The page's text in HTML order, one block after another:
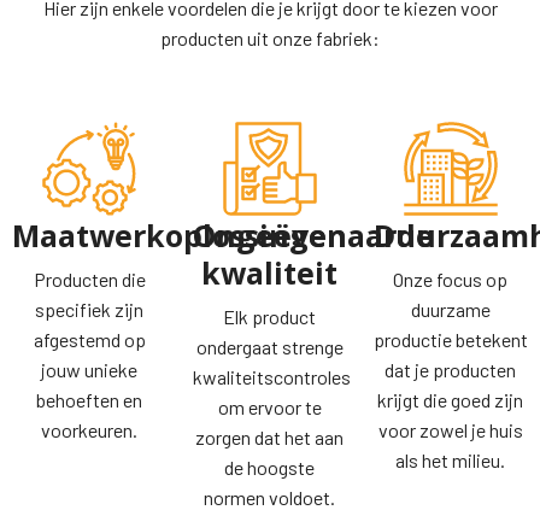
Hier zijn enkele voordelen die je krijgt door te kiezen voor
producten uit onze fabriek:
Maatwerkoplossingen
Producten die
specifiek zijn
afgestemd op
jouw unieke
behoeften en
voorkeuren.
Ongeëvenaarde
kwaliteit
Elk product
ondergaat strenge
kwaliteitscontroles
om ervoor te
zorgen dat het aan
de hoogste
normen voldoet.
Onze focus op
duurzame
productie betekent
dat je producten
krijgt die goed zijn
voor zowel je huis
als het milieu.